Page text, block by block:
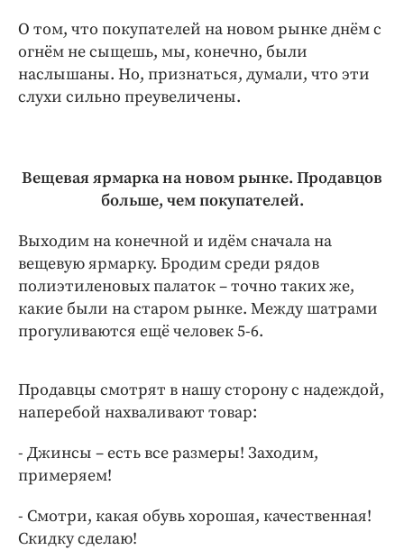
О том, что покупателей на новом рынке днём с
огнём не сыщешь, мы, конечно, были
наслышаны. Но, признаться, думали, что эти
слухи сильно преувеличены.
Вещевая ярмарка на новом рынке. Продавцов
больше, чем покупателей.
Выходим на конечной и идём сначала на
вещевую ярмарку. Бродим среди рядов
полиэтиленовых палаток – точно таких же,
какие были на старом рынке. Между шатрами
прогуливаются ещё человек 5-6.
Продавцы смотрят в нашу сторону с надеждой,
наперебой нахваливают товар:
- Джинсы – есть все размеры! Заходим,
примеряем!
- Смотри, какая обувь хорошая, качественная!
Скидку сделаю!